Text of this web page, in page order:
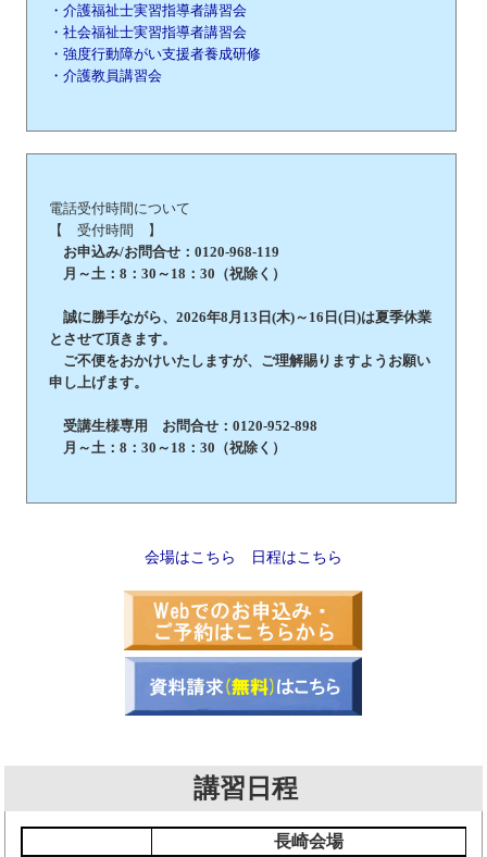
・介護福祉士実習指導者講習会
・社会福祉士実習指導者講習会
・強度行動障がい支援者養成研修
・介護教員講習会
電話受付時間について
【 受付時間 】
お申込み/お問合せ：0120-968-119
月～土：8：30～18：30（祝除く）
誠に勝手ながら、2026年8月13日(木)～16日(日)は夏季休業
とさせて頂きます。
ご不便をおかけいたしますが、ご理解賜りますようお願い
申し上げます。
受講生様専用 お問合せ：0120-952-898
月～土：8：30～18：30（祝除く）
会場はこちら 日程はこちら
講習日程
長崎会場